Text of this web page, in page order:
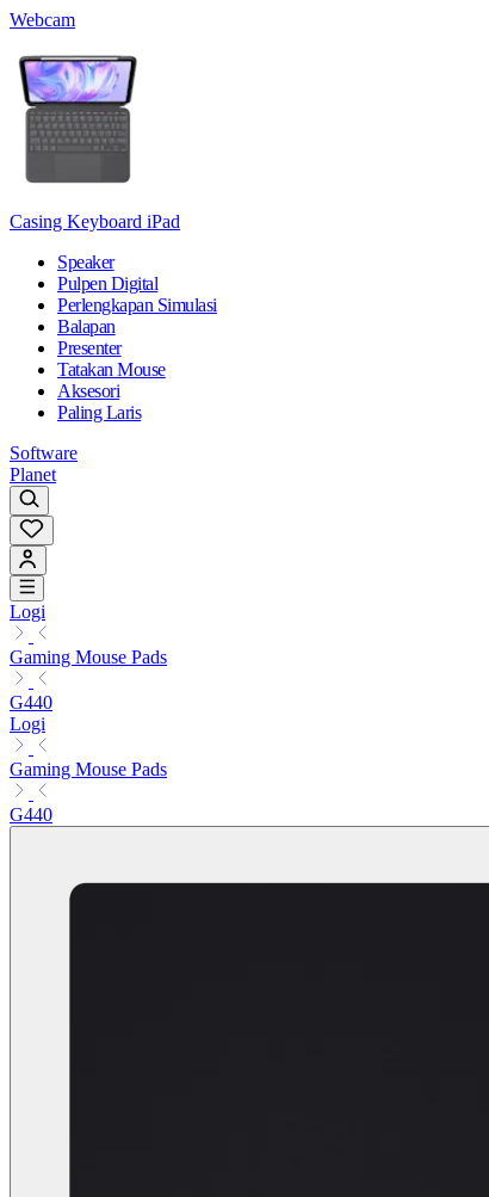
Webcam
Casing Keyboard iPad
Speaker
Pulpen Digital
Perlengkapan Simulasi
Balapan
Presenter
Tatakan Mouse
Aksesori
Paling Laris
Software
Planet
Logi
Gaming Mouse Pads
G440
Logi
Gaming Mouse Pads
G440